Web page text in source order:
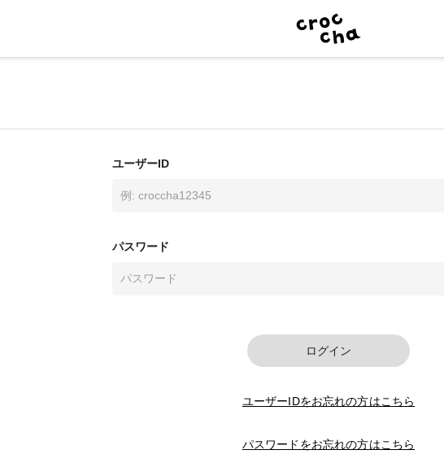
ユーザーID
パスワード
ログイン
ユーザーIDをお忘れの方はこちら
パスワードをお忘れの方はこちら